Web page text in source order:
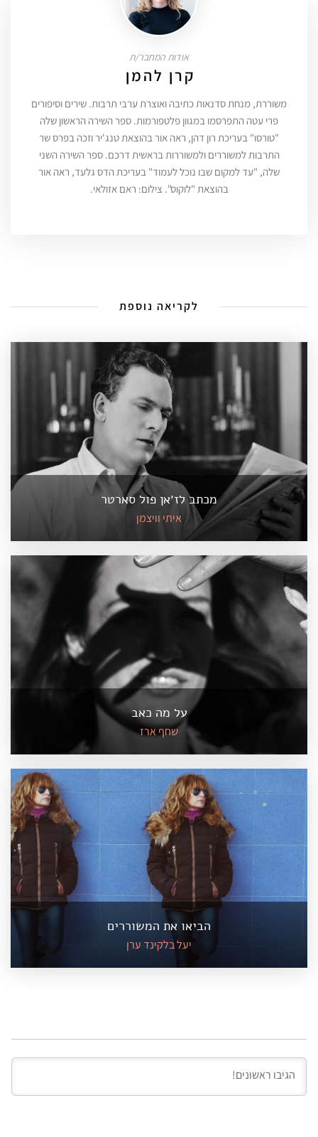
אודות המחבר/ת
קרן להמן
משוררת, מנחת סדנאות כתיבה ואוצרת ערבי תרבות. שירים וסיפורים
פרי עטה התפרסמו במגוון פלטפורמות. ספר השירה הראשון שלה
"טורסו" בעריכת רון דהן, ראה אור בהוצאת טנג'יר וזכה בפרס שר
התרבות למשוררים ולמשוררות בראשית דרכם. ספר השירה השני
שלה, "עד למקום שבו נוכל לעמוד" בעריכת הדס גלעד, ראה אור
בהוצאת "לוקוס". צילום: ראם אזולאי.
לקריאה נוספת
מכתב לז׳אן פול סארטר
איתי וויצמן
על מה כאב
שחף ארז
הביאו את המשוררים
יעל בלקינד ערן